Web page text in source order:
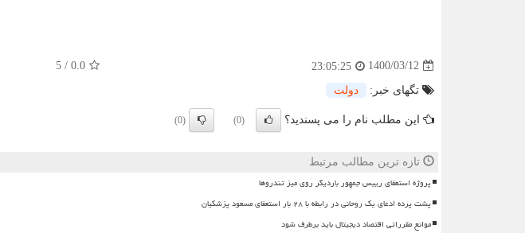
1400/03/12
23:05:25
0.0
/
5
تگهای خبر: دولت
این مطلب نام را می پسندید؟ (0)
(0)
تازه ترین مطالب مرتبط
پروژه استعفای رییس جمهور باردیگر روی میز تندروها
پشت پرده ادعای یک روحانی در رابطه با ۲۸ بار استعفای مسعود پزشکیان
موانع مقرراتی اقتصاد دیجیتال باید برطرف شود